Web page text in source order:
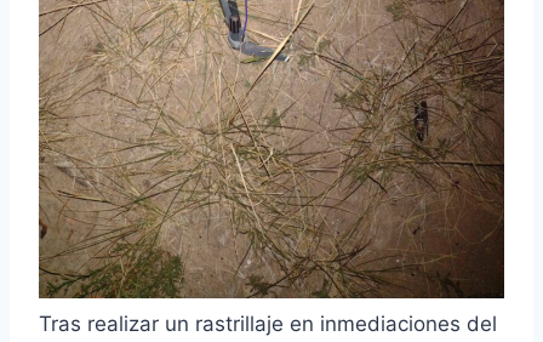
Tras realizar un rastrillaje en inmediaciones del